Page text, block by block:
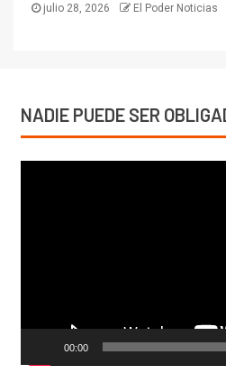
julio 28, 2026 El Poder Noticias
NADIE PUEDE SER
00:00